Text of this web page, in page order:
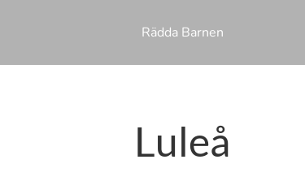
Rädda Barnen
Luleå